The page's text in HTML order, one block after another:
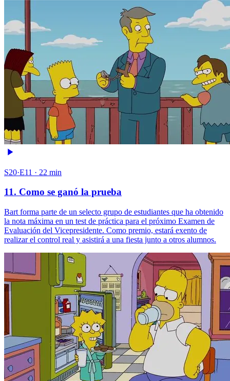
S20·E11 · 22 min
11. Como se ganó la prueba
Bart forma parte de un selecto grupo de estudiantes que ha obtenido
la nota máxima en un test de práctica para el próximo Examen de
Evaluación del Vicepresidente. Como premio, estará exento de
realizar el control real y asistirá a una fiesta junto a otros alumnos.